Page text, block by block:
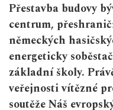
Přestavba budovy
centrum,
německých
energeticky
základní školy.
veřejnosti vítězné
soutěže Náš